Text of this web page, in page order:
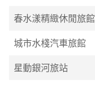
春水漾精緻休閒旅館
城市水棧汽車旅館
星動銀河旅站